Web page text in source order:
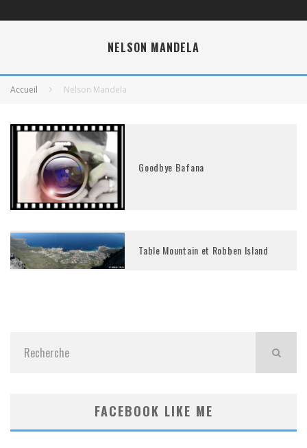
NELSON MANDELA
Accueil Nelson Mandela
Goodbye Bafana
Table Mountain et Robben Island
FACEBOOK LIKE ME